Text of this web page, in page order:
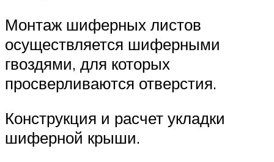
Монтаж шиферных листов
осуществляется шиферными
гвоздями, для которых
просверливаются отверстия.
Конструкция и расчет укладки
шиферной крыши.